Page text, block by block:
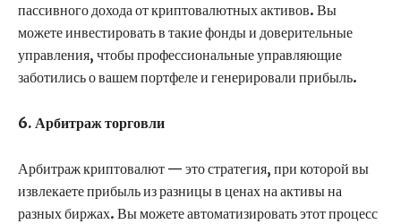
пассивного дохода от криптовалютных активов. Вы
можете инвестировать в такие фонды и доверительные
управления, чтобы профессиональные управляющие
заботились о вашем портфеле и генерировали прибыль.
6. Арбитраж торговли
Арбитраж криптовалют — это стратегия, при которой вы
извлекаете прибыль из разницы в ценах на активы на
разных биржах. Вы можете автоматизировать этот процесс